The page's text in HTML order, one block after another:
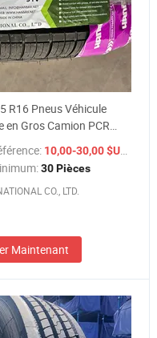
R16 Pneus Véhicule
en Gros Camion PCR
Passagers Revendeurs
235/70/16 pour
Llantas Bons Prix
10,00-30,00 $US / Pièce
30 Pièces
CO., LTD.
Maintenant